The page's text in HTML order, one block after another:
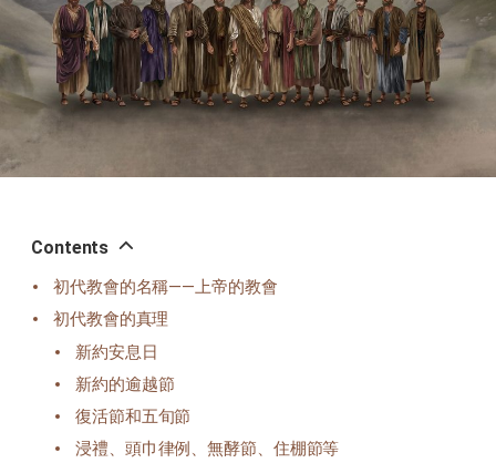
Contents
初代教會的名稱——上帝的教會
初代教會的真理
新約安息日
新約的逾越節
復活節和五旬節
浸禮、頭巾律例、無酵節、住棚節等